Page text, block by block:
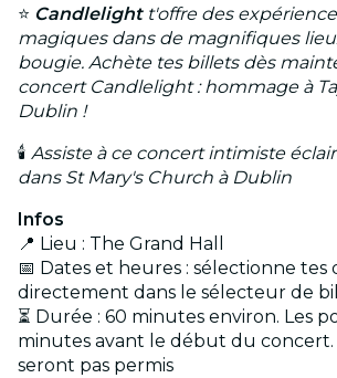
⭐ Candlelightt'offre des
magiques dans de magnifiques
bougie. Achète tes billets dès
concert Candlelight : hommage à
Dublin !
🕯️ Assiste à ce concert intimiste
dans St Mary's Church à Dublin
Infos
📍 Lieu : The Grand Hall
📅 Dates et heures : sélectionne tes
directement dans le sélecteur de
⏳ Durée : 60 minutes environ. Les
minutes avant le début du concert.
seront pas permis